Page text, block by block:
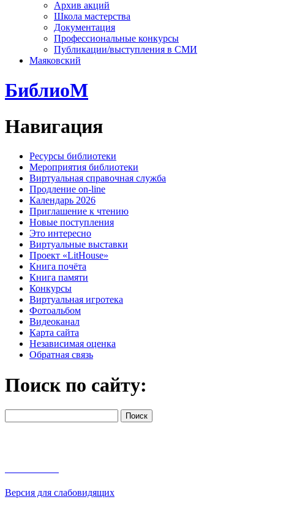
Архив акций
Школа мастерства
Документация
Профессиональные конкурсы
Публикации/выступления в СМИ
Маяковский
БиблиоМ
Навигация
Ресурсы библиотеки
Мероприятия библиотеки
Виртуальная справочная служба
Продление on-line
Календарь 2026
Приглашение к чтению
Новые поступления
Это интересно
Виртуальные выставки
Проект «LitHouse»
Книга почёта
Книга памяти
Конкурсы
Виртуальная игротека
Фотоальбом
Видеоканал
Карта сайта
Независимая оценка
Обратная связь
Поиск по сайту:
Версия для слабовидящих